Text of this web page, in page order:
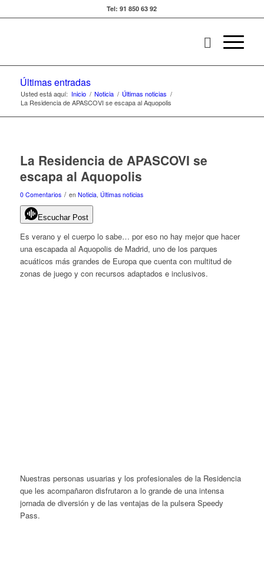
Tel: 91 850 63 92
Últimas entradas
Usted está aquí: Inicio / Noticia / Últimas noticias /
La Residencia de APASCOVI se escapa al Aquopolis
La Residencia de APASCOVI se
escapa al Aquopolis
0 Comentarios / en Noticia, Últimas noticias
Escuchar Post
Es verano y el cuerpo lo sabe… por eso no hay mejor que hacer
una escapada al Aquopolis de Madrid, uno de los parques
acuáticos más grandes de Europa que cuenta con multitud de
zonas de juego y con recursos adaptados e inclusivos.
Nuestras personas usuarias y los profesionales de la Residencia
que les acompañaron disfrutaron a lo grande de una intensa
jornada de diversión y de las ventajas de la pulsera Speedy
Pass.